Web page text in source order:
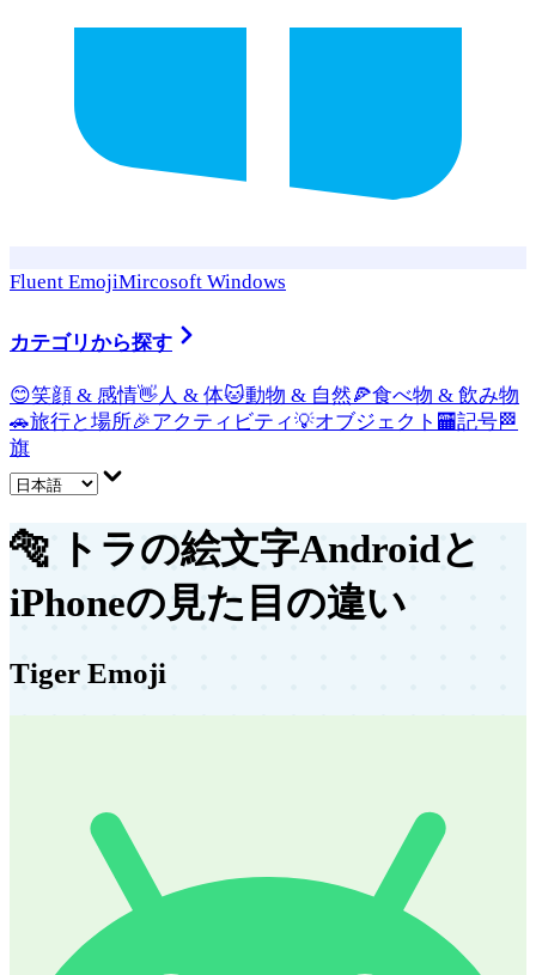
Fluent EmojiMircosoft Windows
カテゴリから探す
😊笑顔 & 感情👋 人 & 体🐱動物 & 自然🍕食べ物 & 飲み物
🚗旅行と場所🎉アクティビティ💡オブジェクト 🏧記号🏁
旗
🐅 トラの絵文字Androidと
iPhoneの見た目の違い
Tiger Emoji